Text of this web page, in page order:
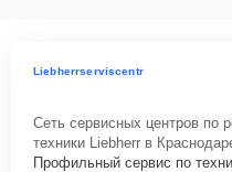
Liebherrserviscentr
Сеть сервисных центров по
техники Liebherr в
Профильный сервис по